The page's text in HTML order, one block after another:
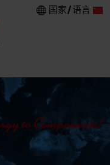
国家/语言